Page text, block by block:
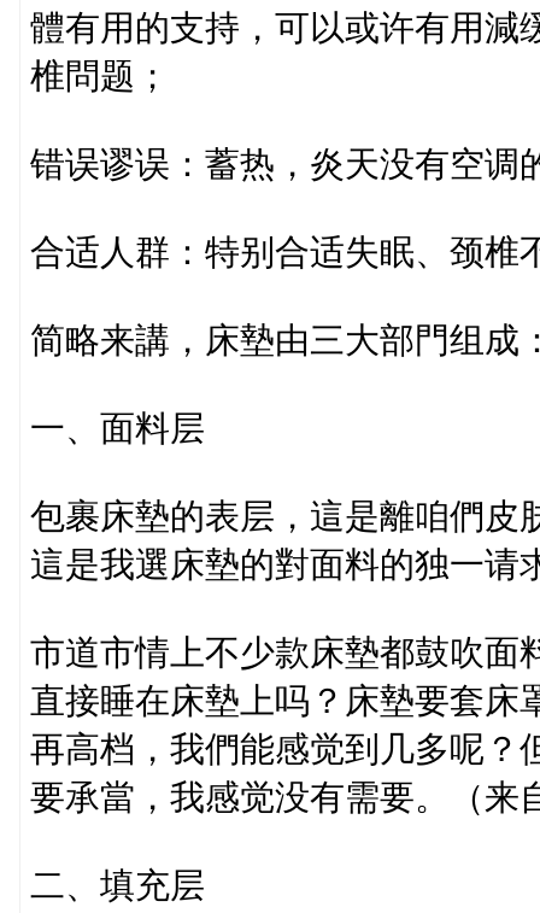
體有用的支持，可以或许有用減
椎問题；
错误谬误：蓄热，炎天没有空调
合适人群：特别合适失眠、颈椎
简略来講，床墊由三大部門组成
一、面料层
包裹床墊的表层，這是離咱們皮
這是我選床墊的對面料的独一请
市道市情上不少款床墊都鼓吹面
直接睡在床墊上吗？床墊要套床
再高档，我們能感觉到几多呢？
要承當，我感觉没有需要。（来
二、填充层